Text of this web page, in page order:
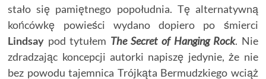
stało się pamiętnego popołudnia. Tę alternatywną
końcówkę powieści wydano dopiero po śmierci
Lindsay pod tytułem The Secret of Hanging Rock. Nie
zdradzając koncepcji autorki napiszę jedynie, że nie
bez powodu tajemnica Trójkąta Bermudzkiego wciąż